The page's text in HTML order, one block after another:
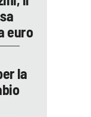
euro
la